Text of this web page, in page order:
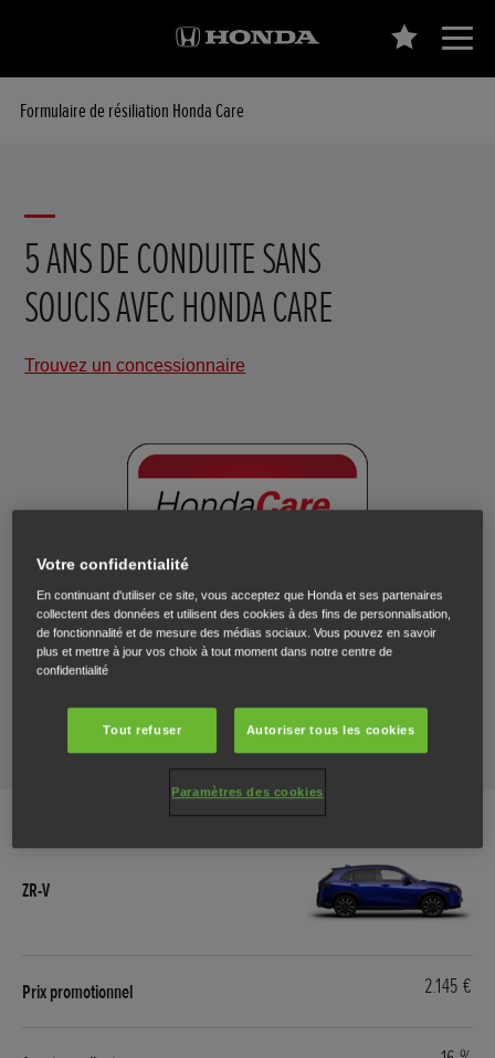
Formulaire de résiliation Honda Care
5 ANS DE CONDUITE SANS
SOUCIS AVEC HONDA CARE
Trouvez un concessionnaire
2.145 €
Votre confidentialité
En continuant d'utiliser ce site, vous acceptez que Honda et ses partenaires
collectent des données et utilisent des cookies à des fins de personnalisation,
de fonctionnalité et de mesure des médias sociaux. Vous pouvez en savoir
plus et mettre à jour vos choix à tout moment dans notre centre de
confidentialité
Tout refuser Autoriser tous les cookies
Paramètres des cookies